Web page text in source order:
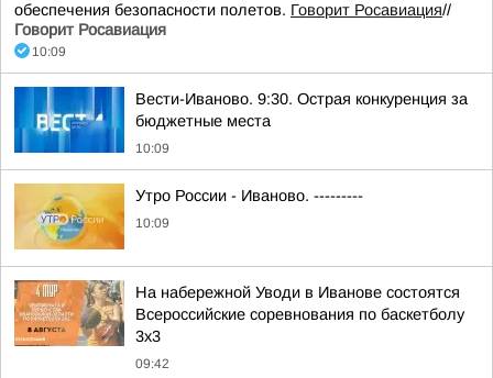
обеспечения безопасности полетов. Говорит Росавиация//
Говорит Росавиация
10:09
Вести-Иваново. 9:30. Острая конкуренция за
бюджетные места
10:09
Утро России - Иваново. ---------
10:09
На набережной Уводи в Иванове состоятся
Всероссийские соревнования по баскетболу
3x3
09:42